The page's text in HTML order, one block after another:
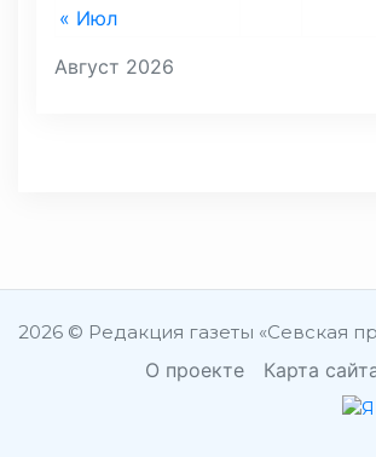
Август 2026
« Июл
2026 © Редакция газеты «Севская
О проекте Карта